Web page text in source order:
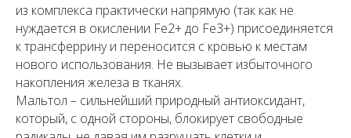
из комплекса практически напрямую (так как не
нуждается в окислении Fe2+ до Fe3+) присоединяется
к трансферрину и переносится с кровью к местам
нового использования. Не вызывает избыточного
накопления железа в тканях.
Мальтол – сильнейший природный антиоксидант,
который, с одной стороны, блокирует свободные